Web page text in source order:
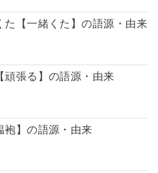
た【一緒くた】の語源・由来
頑張る】の語源・由来
袍】の語源・由来